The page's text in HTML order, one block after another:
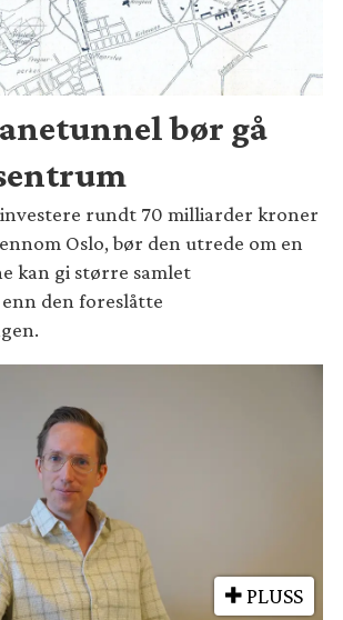
bør gå
rundt 70 milliarder kroner
Oslo, bør den utrede om en
kan gi større samlet
den foreslåtte
PLUSS